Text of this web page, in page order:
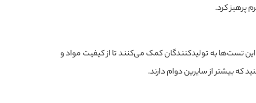
پرهیز کرد.
به تولیدکنندگان کمک می‌کنند تا از کیفیت مواد و
بیشتر از سایرین دوام دارند.